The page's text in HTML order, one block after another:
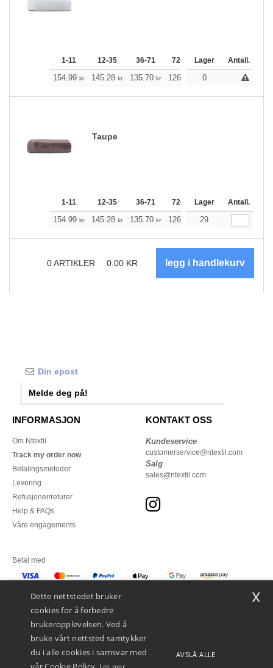
1-11 12-35 36-71 72-143 144-287
Lager Antall.
154.99 kr 145.28 kr 135.70 kr 126.00 111.39
0
Taupe
1-11 12-35 36-71 72-143 144-287
Lager Antall.
154.99 kr 145.28 kr 135.70 kr 126.00 116.29
29
0ARTIKLER 0.00 KR
Melde deg på!
INFORMASJON
Om Ntextil
Track my order now
Betalingsmetoder
Levering
Refusjoner/returer
Help & FAQs
Våre engagements
KONTAKT OSS
Kundeservice
customerservice@ntextil.com
Salg
sales@ntextil.com
Betal med
Dette nettstedet bruker
cookies for å forbedre
brukeropplevelsen. Ved å
bruke vårt nettsted samtykker
du i alle cookies i samsvar med
AVSLÅ ALLE
x